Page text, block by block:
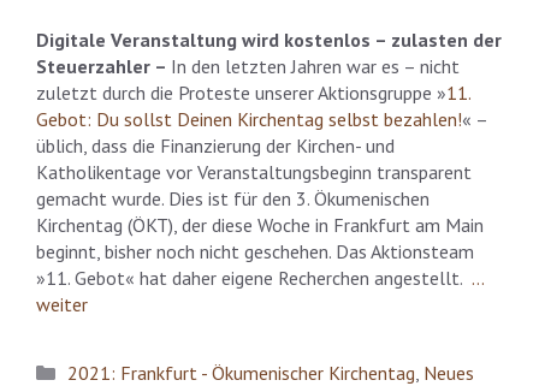
Digitale Veranstaltung wird kostenlos – zulasten der
Steuerzahler – In den letzten Jahren war es – nicht
zuletzt durch die Proteste unserer Aktionsgruppe »11.
Gebot: Du sollst Deinen Kirchentag selbst bezahlen!« –
üblich, dass die Finanzierung der Kirchen- und
Katholikentage vor Veranstaltungsbeginn transparent
gemacht wurde. Dies ist für den 3. Ökumenischen
Kirchentag (ÖKT), der diese Woche in Frankfurt am Main
beginnt, bisher noch nicht geschehen. Das Aktionsteam
»11. Gebot« hat daher eigene Recherchen angestellt. …
weiter
Kategorien
2021: Frankfurt - Ökumenischer Kirchentag, Neues